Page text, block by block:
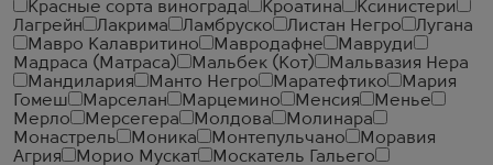
Красные сорта винограда
Кроатина
Ксинистери
Лагрейн
Лакрима Ламбруско Листан Негро
Лугана
Мавро Калавритино
Мавродафне
Мавруди
Мадраса (Матраса)
Мальбек (Кот)
Мальвазия Нера
Мандилария
Манто Негро Маратефтико
Мария
Гомеш
Марселан Марцемино Менсия
Менье
Мерло
Мерсегера Молдова
Молинара
Монастрель
Моника Монтепульчано
Моравия
Агрия
Морио Мускат
Москатель Гальего